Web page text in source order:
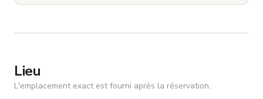
Lieu
L'emplacement exact est fourni après la réservation.